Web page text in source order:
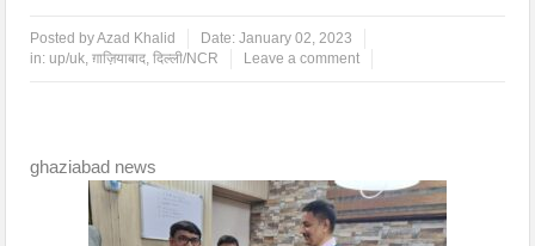
Posted byAzad Khalid Date:January 02, 2023
in: up/uk,ग़ाज़ियाबाद,दिल्ली/NCR Leave a comment
ghaziabad news